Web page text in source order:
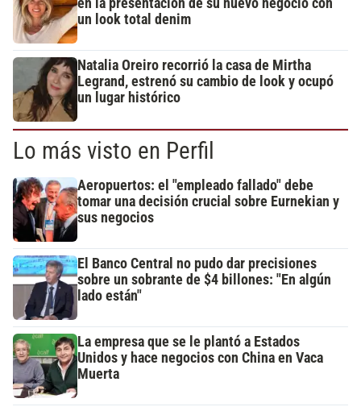
en la presentación de su nuevo negocio con
un look total denim
Natalia Oreiro recorrió la casa de Mirtha
Legrand, estrenó su cambio de look y ocupó
un lugar histórico
Lo más visto en Perfil
Aeropuertos: el "empleado fallado" debe
tomar una decisión crucial sobre Eurnekian y
sus negocios
El Banco Central no pudo dar precisiones
sobre un sobrante de $4 billones: "En algún
lado están"
La empresa que se le plantó a Estados
Unidos y hace negocios con China en Vaca
Muerta